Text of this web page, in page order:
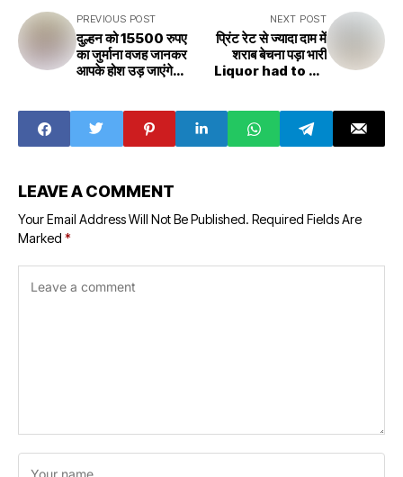
PREVIOUS POST
दुल्हन को 15500 रुपए
का जुर्माना वजह जानकर
आपके होश उड़ जाएंगे
be shocked to
know the reason
NEXT POST
प्रिंट रेट से ज्यादा दाम में
शराब बेचना पड़ा भारी
Liquor had to be
print rate
LEAVE A COMMENT
Your Email Address Will Not Be Published. Required Fields Are
Marked *